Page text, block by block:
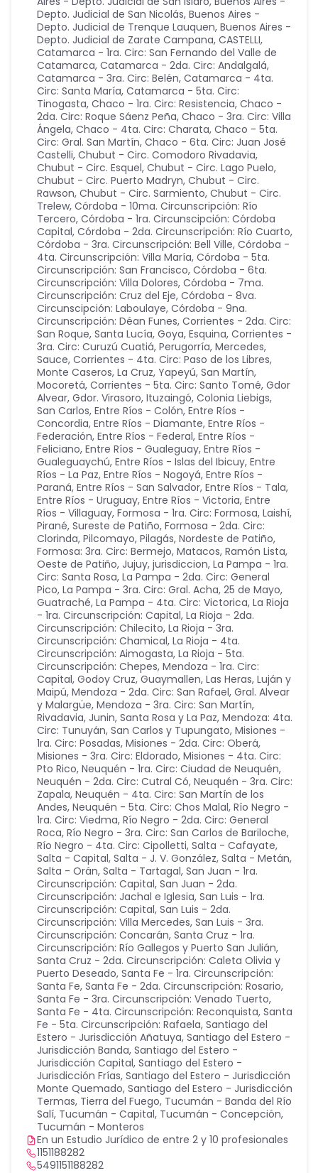
Depto. Judicial de San Nicolás, Buenos Aires -
Depto. Judicial de Trenque Lauquen, Buenos Aires -
Depto. Judicial de Zarate Campana, CASTELLI,
Catamarca - 1ra. Circ: San Fernando del Valle de
Catamarca, Catamarca - 2da. Circ: Andalgalá,
Catamarca - 3ra. Circ: Belén, Catamarca - 4ta.
Circ: Santa María, Catamarca - 5ta. Circ:
Tinogasta, Chaco - 1ra. Circ: Resistencia, Chaco -
2da. Circ: Roque Sáenz Peña, Chaco - 3ra. Circ: Villa
Ángela, Chaco - 4ta. Circ: Charata, Chaco - 5ta.
Circ: Gral. San Martín, Chaco - 6ta. Circ: Juan José
Castelli, Chubut - Circ. Comodoro Rivadavia,
Chubut - Circ. Esquel, Chubut - Circ. Lago Puelo,
Chubut - Circ. Puerto Madryn, Chubut - Circ.
Rawson, Chubut - Circ. Sarmiento, Chubut - Circ.
Trelew, Córdoba - 10ma. Circunscripción: Río
Tercero, Córdoba - 1ra. Circunscipción: Córdoba
Capital, Córdoba - 2da. Circunscripción: Río Cuarto,
Córdoba - 3ra. Circunscripción: Bell Ville, Córdoba -
4ta. Circunscripción: Villa María, Córdoba - 5ta.
Circunscripción: San Francisco, Córdoba - 6ta.
Circunscripción: Villa Dolores, Córdoba - 7ma.
Circunscripción: Cruz del Eje, Córdoba - 8va.
Circunscipción: Laboulaye, Córdoba - 9na.
Circunscripción: Déan Funes, Corrientes - 2da. Circ:
San Roque, Santa Lucía, Goya, Esquina, Corrientes -
3ra. Circ: Curuzú Cuatiá, Perugorría, Mercedes,
Sauce, Corrientes - 4ta. Circ: Paso de los Libres,
Monte Caseros, La Cruz, Yapeyú, San Martín,
Mocoretá, Corrientes - 5ta. Circ: Santo Tomé, Gdor
Alvear, Gdor. Virasoro, Ituzaingó, Colonia Liebigs,
San Carlos, Entre Ríos - Colón, Entre Ríos -
Concordia, Entre Ríos - Diamante, Entre Ríos -
Federación, Entre Ríos - Federal, Entre Ríos -
Feliciano, Entre Ríos - Gualeguay, Entre Ríos -
Gualeguaychú, Entre Ríos - Islas del Ibicuy, Entre
Ríos - La Paz, Entre Ríos - Nogoyá, Entre Ríos -
Paraná, Entre Ríos - San Salvador, Entre Ríos - Tala,
Entre Ríos - Uruguay, Entre Ríos - Victoria, Entre
Ríos - Villaguay, Formosa - 1ra. Circ: Formosa, Laishí,
Pirané, Sureste de Patiño, Formosa - 2da. Circ:
Clorinda, Pilcomayo, Pilagás, Nordeste de Patiño,
Formosa: 3ra. Circ: Bermejo, Matacos, Ramón Lista,
Oeste de Patiño, Jujuy, jurisdiccion, La Pampa - 1ra.
Circ: Santa Rosa, La Pampa - 2da. Circ: General
Pico, La Pampa - 3ra. Circ: Gral. Acha, 25 de Mayo,
Guatraché, La Pampa - 4ta. Circ: Victorica, La Rioja
- 1ra. Circunscripción: Capital, La Rioja - 2da.
Circunscripción: Chilecito, La Rioja - 3ra.
Circunscripción: Chamical, La Rioja - 4ta.
Circunscripción: Aimogasta, La Rioja - 5ta.
Circunscripción: Chepes, Mendoza - 1ra. Circ:
Capital, Godoy Cruz, Guaymallen, Las Heras, Luján y
Maipú, Mendoza - 2da. Circ: San Rafael, Gral. Alvear
y Malargüe, Mendoza - 3ra. Circ: San Martín,
Rivadavia, Junin, Santa Rosa y La Paz, Mendoza: 4ta.
Circ: Tunuyán, San Carlos y Tupungato, Misiones -
1ra. Circ: Posadas, Misiones - 2da. Circ: Oberá,
Misiones - 3ra. Circ: Eldorado, Misiones - 4ta. Circ:
Pto Rico, Neuquén - 1ra. Circ: Ciudad de Neuquén,
Neuquén - 2da. Circ: Cutral Có, Neuquén - 3ra. Circ:
Zapala, Neuquén - 4ta. Circ: San Martín de los
Andes, Neuquén - 5ta. Circ: Chos Malal, Río Negro -
1ra. Circ: Viedma, Río Negro - 2da. Circ: General
Roca, Río Negro - 3ra. Circ: San Carlos de Bariloche,
Río Negro - 4ta. Circ: Cipolletti, Salta - Cafayate,
Salta - Capital, Salta - J. V. González, Salta - Metán,
Salta - Orán, Salta - Tartagal, San Juan - 1ra.
Circunscripción: Capital, San Juan - 2da.
Circunscripción: Jachal e Iglesia, San Luis - 1ra.
Circunscripción: Capital, San Luis - 2da.
Circunscripción: Villa Mercedes, San Luis - 3ra.
Circunscripción: Concarán, Santa Cruz - 1ra.
Circunscripción: Río Gallegos y Puerto San Julián,
Santa Cruz - 2da. Circunscripción: Caleta Olivia y
Puerto Deseado, Santa Fe - 1ra. Circunscripción:
Santa Fe, Santa Fe - 2da. Circunscripción: Rosario,
Santa Fe - 3ra. Circunscripción: Venado Tuerto,
Santa Fe - 4ta. Circunscripción: Reconquista, Santa
Fe - 5ta. Circunscripción: Rafaela, Santiago del
Estero - Jurisdicción Añatuya, Santiago del Estero -
Jurisdicción Banda, Santiago del Estero -
Jurisdicción Capital, Santiago del Estero -
Jurisdicción Frías, Santiago del Estero - Jurisdicción
Monte Quemado, Santiago del Estero - Jurisdicción
Termas, Tierra del Fuego, Tucumán - Banda del Río
Salí, Tucumán - Capital, Tucumán - Concepción,
Tucumán - Monteros
En un Estudio Jurídico de entre 2 y 10 profesionales
1151188282
5491151188282